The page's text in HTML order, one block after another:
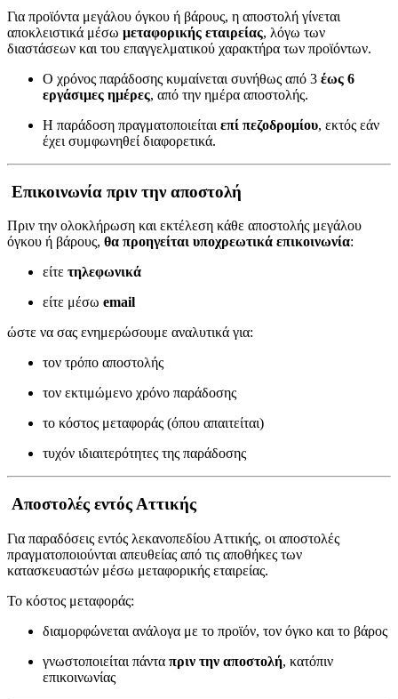
Για προϊόντα μεγάλου όγκου ή βάρους, η αποστολή γίνεται
αποκλειστικά μέσω μεταφορικής εταιρείας, λόγω των
διαστάσεων και του επαγγελματικού χαρακτήρα των προϊόντων.
Ο χρόνος παράδοσης κυμαίνεται συνήθως από 3 έως 6
εργάσιμες ημέρες, από την ημέρα αποστολής.
Η παράδοση πραγματοποιείται επί πεζοδρομίου, εκτός εάν
έχει συμφωνηθεί διαφορετικά.
Επικοινωνία πριν την αποστολή
Πριν την ολοκλήρωση και εκτέλεση κάθε αποστολής μεγάλου
όγκου ή βάρους, θα προηγείται υποχρεωτικά επικοινωνία:
είτε τηλεφωνικά
είτε μέσω email
ώστε να σας ενημερώσουμε αναλυτικά για:
τον τρόπο αποστολής
τον εκτιμώμενο χρόνο παράδοσης
το κόστος μεταφοράς (όπου απαιτείται)
τυχόν ιδιαιτερότητες της παράδοσης
Αποστολές εντός Αττικής
Για παραδόσεις εντός λεκανοπεδίου Αττικής, οι αποστολές
πραγματοποιούνται απευθείας από τις αποθήκες των
κατασκευαστών μέσω μεταφορικής εταιρείας.
Το κόστος μεταφοράς:
διαμορφώνεται ανάλογα με το προϊόν, τον όγκο και το βάρος
γνωστοποιείται πάντα πριν την αποστολή, κατόπιν
επικοινωνίας